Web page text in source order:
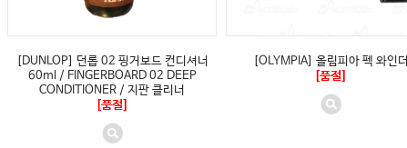
[DUNLOP] 던롭 02 핑거보드 컨디셔너
60ml / FINGERBOARD 02 DEEP
CONDITIONER / 지판 클리너
[품절]
[OLYMPIA] 올림피아 펙 와인더
[품절]